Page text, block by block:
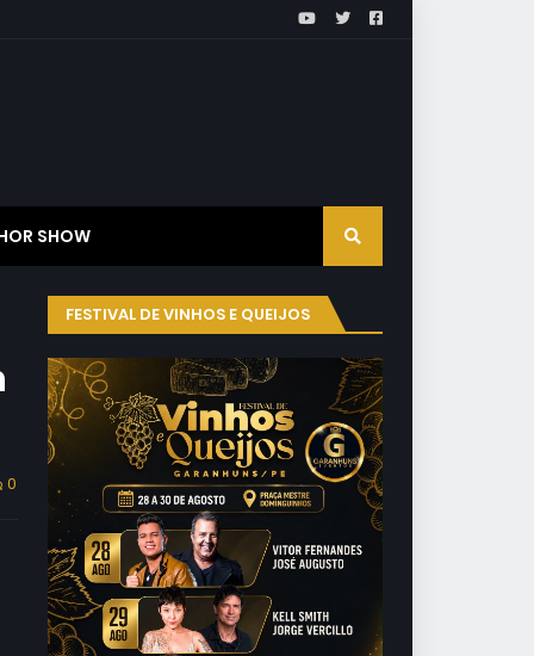
SHOW
0
FESTIVAL DE VINHOS E QUEIJOS